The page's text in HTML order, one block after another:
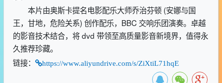
本片由奥斯卡提名电影配乐大师乔治芬顿 (安娜与国
王，甘地，危险关系) 创作配乐，BBC 交响乐团演奏。卓越
的影音技术结合，将 dvd 带领至高质量影音新境界，值得永
久推荐珍藏。
链接：
https://www.aliyundrive.com/s/ZiXtiL71hqE